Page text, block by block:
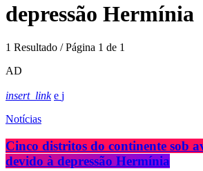
depressão Hermínia
1 Resultado / Página 1 de 1
AD
insert_link
Notícias
Cinco distritos do continente sob
devido à depressão Hermínia